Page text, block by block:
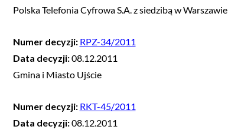
Polska Telefonia Cyfrowa S.A. z siedzibą w Warszawie
Numer decyzji: RPZ-34/2011
Data decyzji:08.12.2011
Gmina i Miasto Ujście
Numer decyzji: RKT-45/2011
Data decyzji:08.12.2011